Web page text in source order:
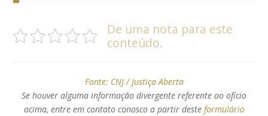
De uma nota para este
conteúdo.
Fonte: CNJ / Justiça Aberta
Se houver alguma informação divergente referente ao ofício
acima, entre em contato conosco a partir deste formulário